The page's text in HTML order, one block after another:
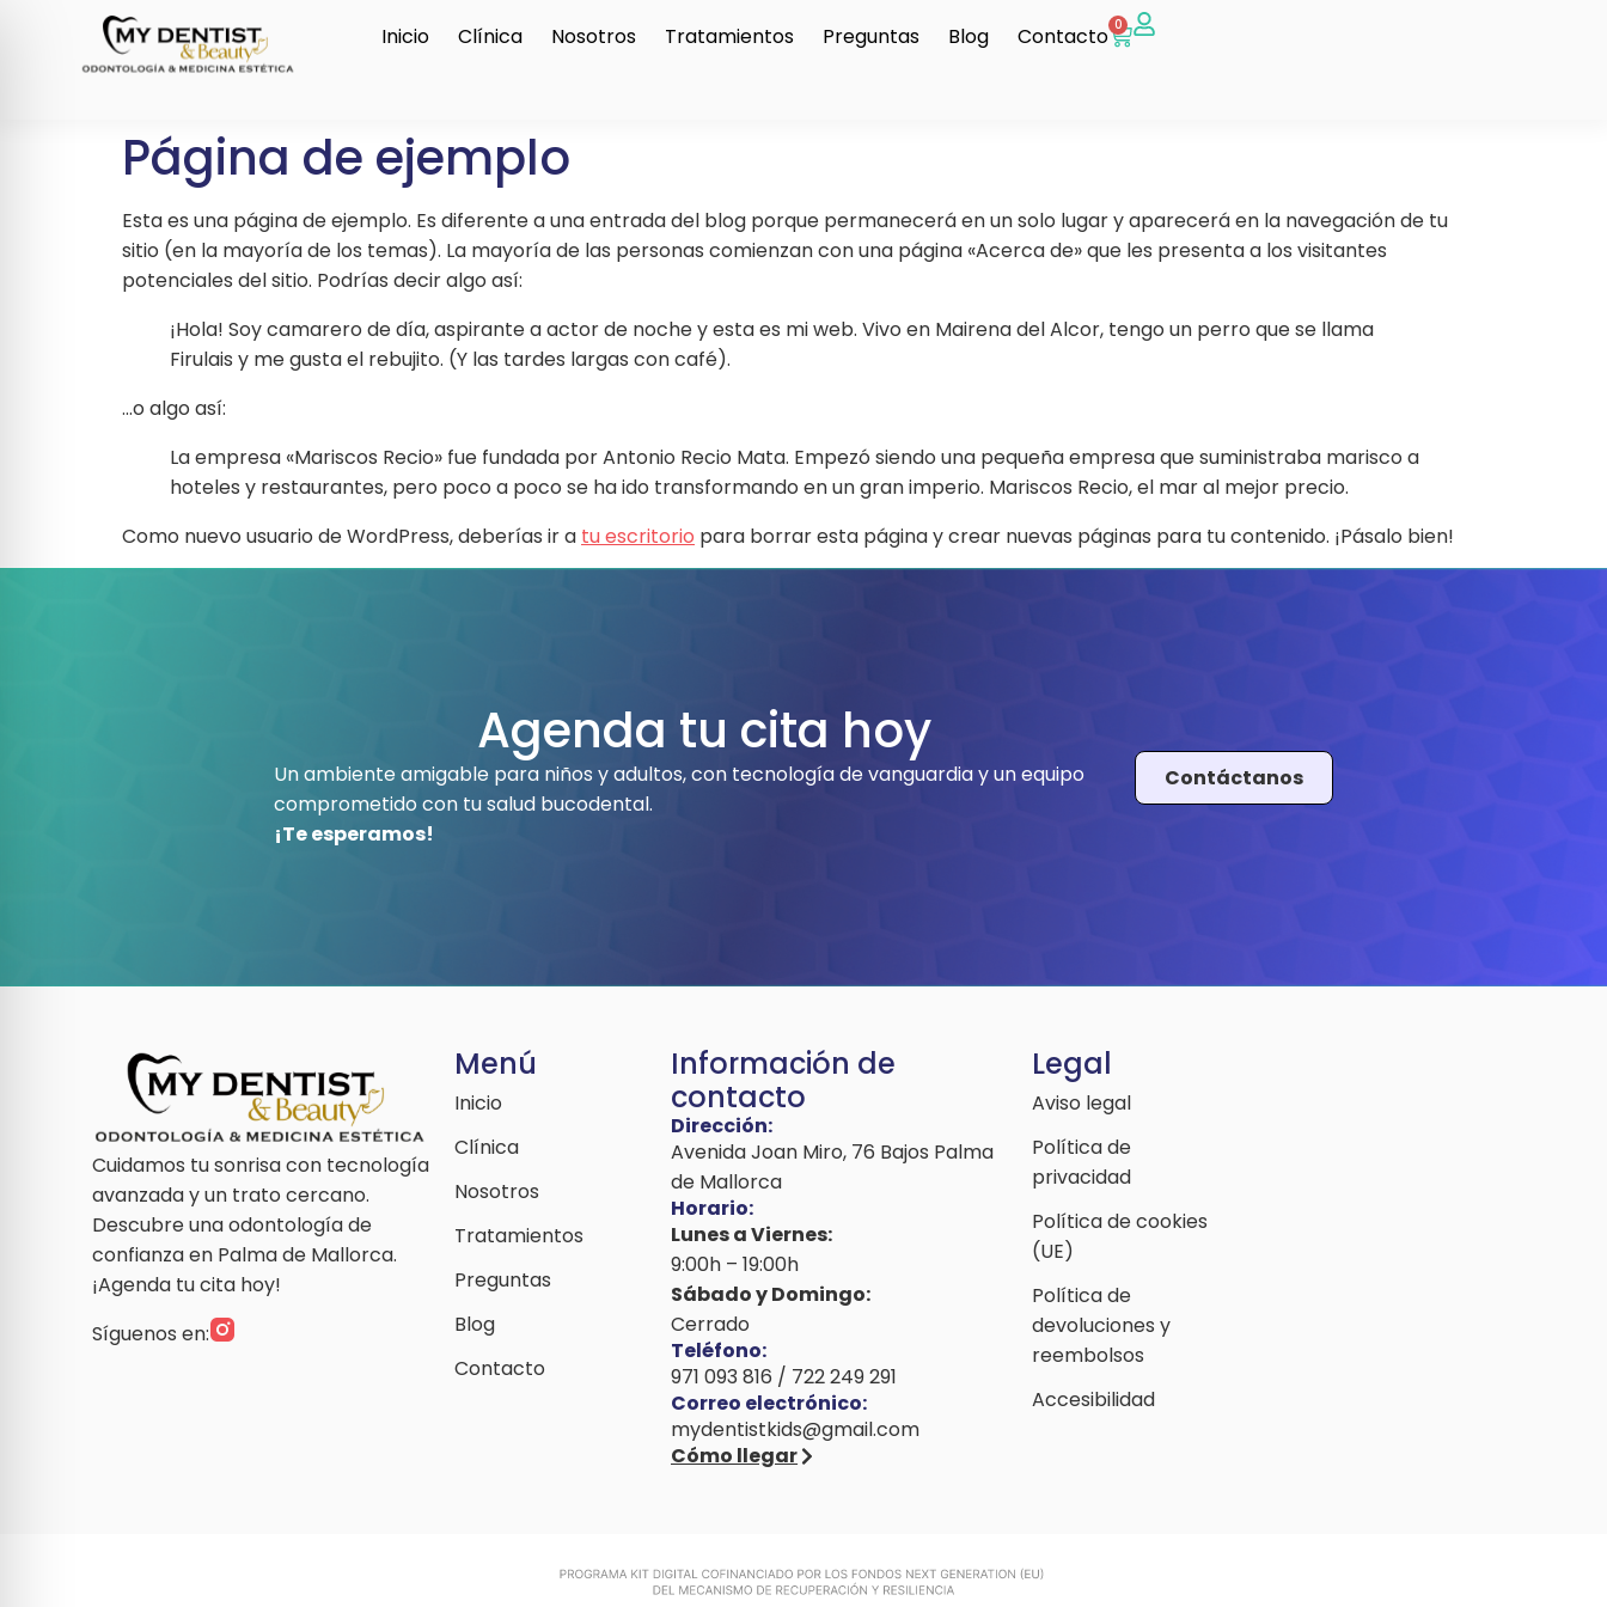
Inicio Clínica Nosotros Tratamientos Preguntas Blog Contacto 0
Página de ejemplo
Esta es una página de ejemplo. Es diferente a una entrada del blog porque permanecerá en un solo lugar y aparecerá en la navegación de tu
sitio (en la mayoría de los temas). La mayoría de las personas comienzan con una página «Acerca de» que les presenta a los visitantes
potenciales del sitio. Podrías decir algo así:
¡Hola! Soy camarero de día, aspirante a actor de noche y esta es mi web. Vivo en Mairena del Alcor, tengo un perro que se llama
Firulais y me gusta el rebujito. (Y las tardes largas con café).
…o algo así:
La empresa «Mariscos Recio» fue fundada por Antonio Recio Mata. Empezó siendo una pequeña empresa que suministraba marisco a
hoteles y restaurantes, pero poco a poco se ha ido transformando en un gran imperio. Mariscos Recio, el mar al mejor precio.
Como nuevo usuario de WordPress, deberías ir a tu escritorio para borrar esta página y crear nuevas páginas para tu contenido. ¡Pásalo bien!
Agenda tu cita hoy
Un ambiente amigable para niños y adultos, con tecnología de vanguardia y un equipo
comprometido con tu salud bucodental.
¡Te esperamos!
Contáctanos
Cuidamos tu sonrisa con tecnología
avanzada y un trato cercano.
Descubre una odontología de
confianza en Palma de Mallorca.
¡Agenda tu cita hoy!
Síguenos en:
Menú
Inicio
Clínica
Nosotros
Tratamientos
Preguntas
Blog
Contacto
Información de
contacto
Dirección:
Avenida Joan Miro, 76 Bajos Palma
de Mallorca
Horario:
Lunes a Viernes:
9:00h – 19:00h
Sábado y Domingo:
Cerrado
Teléfono:
971 093 816 / 722 249 291
Correo electrónico:
mydentistkids@gmail.com
Cómo llegar
Legal
Aviso legal
Política de
privacidad
Política de cookies
(UE)
Política de
devoluciones y
reembolsos
Accesibilidad